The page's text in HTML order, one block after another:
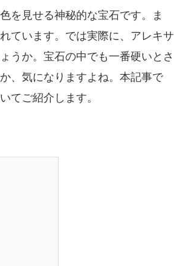
を見せる神秘的な宝石です。ま
ています。では実際に、アレキサ
うか。宝石の中でも一番硬いとさ
、気になりますよね。本記事で
てご紹介します。